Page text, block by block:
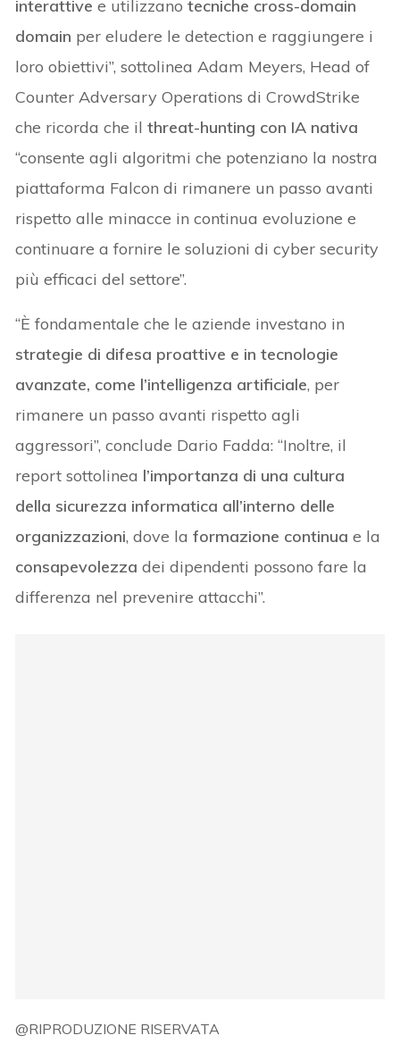
interattive e utilizzanotecniche cross-domain
domain per eludere le detection e raggiungere i
loro obiettivi”, sottolinea Adam Meyers, Head of
Counter Adversary Operations di CrowdStrike
che ricorda che il threat-hunting con IA nativa
“consente agli algoritmi che potenziano la nostra
piattaforma Falcon di rimanere un passo avanti
rispetto alle minacce in continua evoluzione e
continuare a fornire le soluzioni di cyber security
più efficaci del settore”.
“È fondamentale che le aziende investano in
strategie di difesa proattive e in tecnologie
avanzate, come l’intelligenza artificiale, per
rimanere un passo avanti rispetto agli
aggressori”, conclude Dario Fadda: “Inoltre, il
report sottolinea l’importanza di una cultura
della sicurezza informatica all’interno delle
organizzazioni, dove laformazione continuae la
consapevolezza dei dipendenti possono fare la
differenza nel prevenire attacchi”.
@RIPRODUZIONE RISERVATA